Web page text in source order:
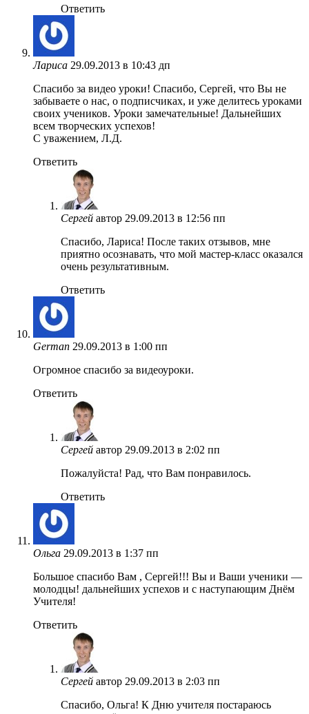
Ответить
Лариса 29.09.2013 в 10:43 дп
Спасибо за видео уроки! Спасибо, Сергей, что Вы не
забываете о нас, о подписчиках, и уже делитесь уроками
своих учеников. Уроки замечательные! Дальнейших
всем творческих успехов!
С уважением, Л.Д.
Ответить
Сергей автор 29.09.2013 в 12:56 пп
Спасибо, Лариса! После таких отзывов, мне
приятно осознавать, что мой мастер-класс оказался
очень результативным.
Ответить
German 29.09.2013 в 1:00 пп
Огромное спасибо за видеоуроки.
Ответить
Сергей автор 29.09.2013 в 2:02 пп
Пожалуйста! Рад, что Вам понравилось.
Ответить
Ольга 29.09.2013 в 1:37 пп
Большое спасибо Вам , Сергей!!! Вы и Ваши ученики —
молодцы! дальнейших успехов и с наступающим Днём
Учителя!
Ответить
Сергей автор 29.09.2013 в 2:03 пп
Спасибо, Ольга! К Дню учителя постараюсь